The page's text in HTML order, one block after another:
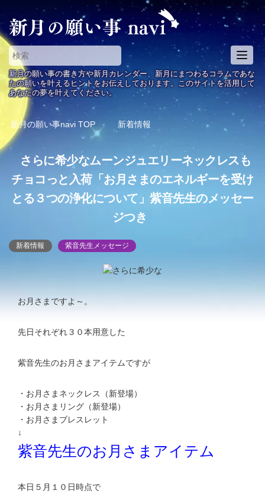
T
o
g
g
e
v
g
a
新月の願い事の書き方や新月カレンダー、新月にまつわるコラムであな
たの願いを叶えるヒントをお伝えしております。このサイトを活用して
あなたの夢を叶えてください。
新月の願い事navi TOP 新着情報
さらに希少なムーンジュエリーネックレスも
チョコっと入荷「お月さまのエネルギーを受け
とる３つの浄化について」紫音先生のメッセー
ジつき
新着情報 紫音先生メッセージ
お月さまですよ～。
先日それぞれ３０本用意した
紫音先生のお月さまアイテムですが
・お月さまネックレス（新登場）
・お月さまリング（新登場）
・お月さまブレスレット
↓
紫音先生のお月さまアイテム
本日５月１０日時点で